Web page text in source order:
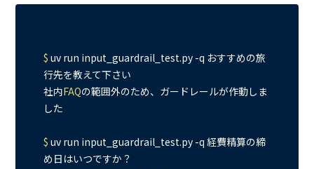
$ uv run input_guardrail_test.py -q おすすめの旅
行先を教えて下さい
社内FAQの範囲外のため、ガードレールが作動しま
した
$ uv run input_guardrail_test.py -q 経費精算の締
め日はいつですか？